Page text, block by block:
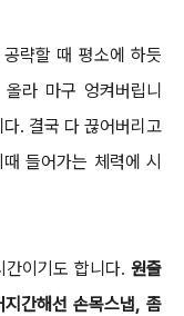
략할 때 평소에 하듯
라 마구 엉켜버립니
. 결국 다 끊어버리고
들어가는 체력에 시
이기도 합니다. 원줄
간해선 손목스냅, 좀